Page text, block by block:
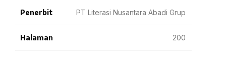
Penerbit PT Literasi Nusantara Abadi Grup
Halaman 200